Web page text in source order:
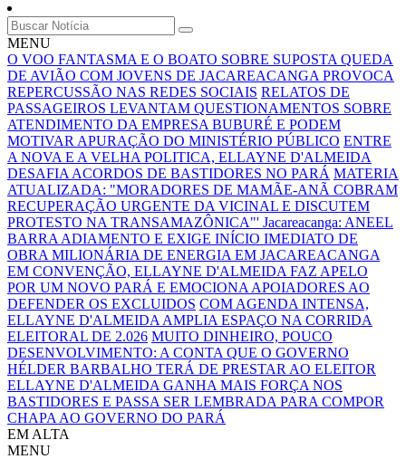
MENU
O VOO FANTASMA E O BOATO SOBRE SUPOSTA QUEDA
DE AVIÃO COM JOVENS DE JACAREACANGA PROVOCA
REPERCUSSÃO NAS REDES SOCIAIS RELATOS DE
PASSAGEIROS LEVANTAM QUESTIONAMENTOS SOBRE
ATENDIMENTO DA EMPRESA BUBURÉ E PODEM
MOTIVAR APURAÇÃO DO MINISTÉRIO PÚBLICO ENTRE
A NOVA E A VELHA POLITICA, ELLAYNE D'ALMEIDA
DESAFIA ACORDOS DE BASTIDORES NO PARÁ MATERIA
ATUALIZADA: "MORADORES DE MAMÃE-ANÃ COBRAM
RECUPERAÇÃO URGENTE DA VICINAL E DISCUTEM
PROTESTO NA TRANSAMAZÔNICA"' Jacareacanga: ANEEL
BARRA ADIAMENTO E EXIGE INÍCIO IMEDIATO DE
OBRA MILIONÁRIA DE ENERGIA EM JACAREACANGA
EM CONVENÇÃO, ELLAYNE D'ALMEIDA FAZ APELO
POR UM NOVO PARÁ E EMOCIONA APOIADORES AO
DEFENDER OS EXCLUIDOS COM AGENDA INTENSA,
ELLAYNE D'ALMEIDA AMPLIA ESPAÇO NA CORRIDA
ELEITORAL DE 2.026 MUITO DINHEIRO, POUCO
DESENVOLVIMENTO: A CONTA QUE O GOVERNO
HÉLDER BARBALHO TERÁ DE PRESTAR AO ELEITOR
ELLAYNE D'ALMEIDA GANHA MAIS FORÇA NOS
BASTIDORES E PASSA SER LEMBRADA PARA COMPOR
CHAPA AO GOVERNO DO PARÁ
EM ALTA
MENU